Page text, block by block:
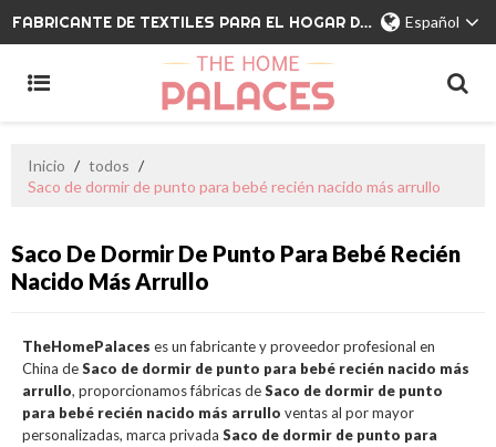
FABRICANTE DE TEXTILES PARA EL HOGAR DE MARCA PRIVADA Español
Inicio / todos /
Saco de dormir de punto para bebé recién nacido más arrullo
Saco De Dormir De Punto Para Bebé Recién
Nacido Más Arrullo
TheHomePalaces es un fabricante y proveedor profesional en
China deSaco de dormir de punto para bebé recién nacido más
arrullo, proporcionamos fábricas deSaco de dormir de punto
para bebé recién nacido más arrullo ventas al por mayor
personalizadas, marca privada Saco de dormir de punto para